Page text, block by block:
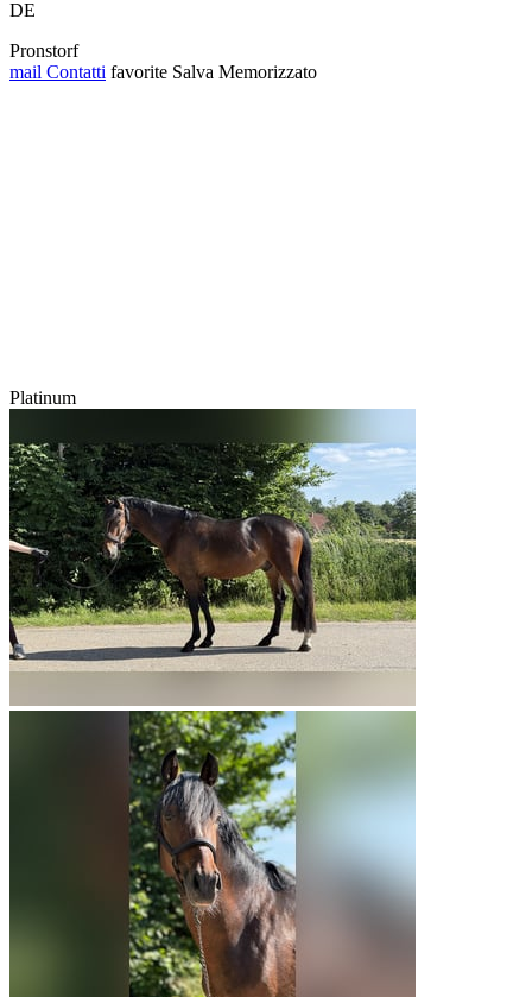
DE
Pronstorf
mail Contatti favorite Salva Memorizzato
Platinum